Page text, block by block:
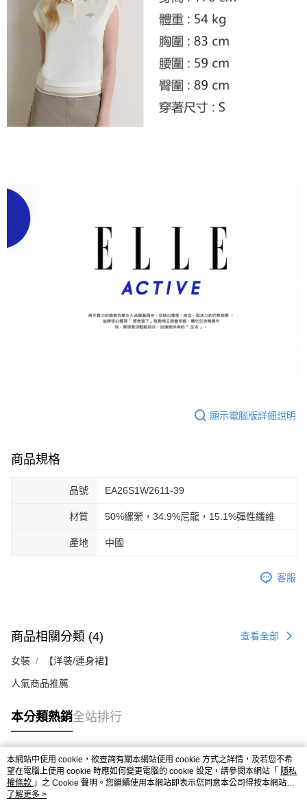
顯示電腦版詳細說明
商品規格
品號 EA26S1W2611-39
材質 50%縲縈，34.9%尼龍，15.1%彈性纖維
產地 中國
客服
商品相關分類 (4) 查看全部
女裝 【洋裝/連身裙】
人氣商品推薦
本分類熱銷全站排行
熱門標籤
本網站中使用 cookie，欲查詢有關本網站使用 cookie 方式之詳情，及若您不希
望在電腦上使用 cookie 時應如何變更電腦的 cookie 設定，請參閱本網站「 隱私
權條款 」之 Cookie 聲明。您繼續使用本網站即表示您同意本公司得按本網站使
用條款之 Cookie 聲明使用 cookie。
了解更多 >